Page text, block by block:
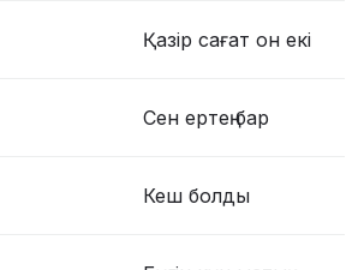
Қазір сағат он екі
Сен ертең бар
Кеш болды